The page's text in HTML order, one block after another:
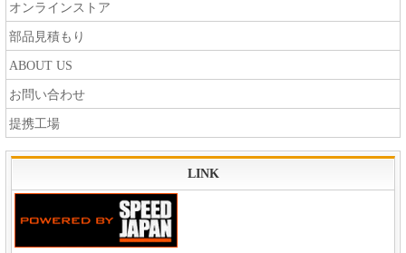
オンラインストア
部品見積もり
ABOUT US
お問い合わせ
提携工場
LINK